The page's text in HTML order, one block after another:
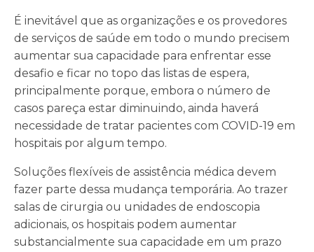
É inevitável que as organizações e os provedores
de serviços de saúde em todo o mundo precisem
aumentar sua capacidade para enfrentar esse
desafio e ficar no topo das listas de espera,
principalmente porque, embora o número de
casos pareça estar diminuindo, ainda haverá
necessidade de tratar pacientes com COVID-19 em
hospitais por algum tempo.
Soluções flexíveis de assistência médica devem
fazer parte dessa mudança temporária. Ao trazer
salas de cirurgia ou unidades de endoscopia
adicionais, os hospitais podem aumentar
substancialmente sua capacidade em um prazo